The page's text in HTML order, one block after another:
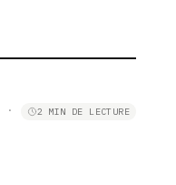
· 2 MIN DE LECTURE